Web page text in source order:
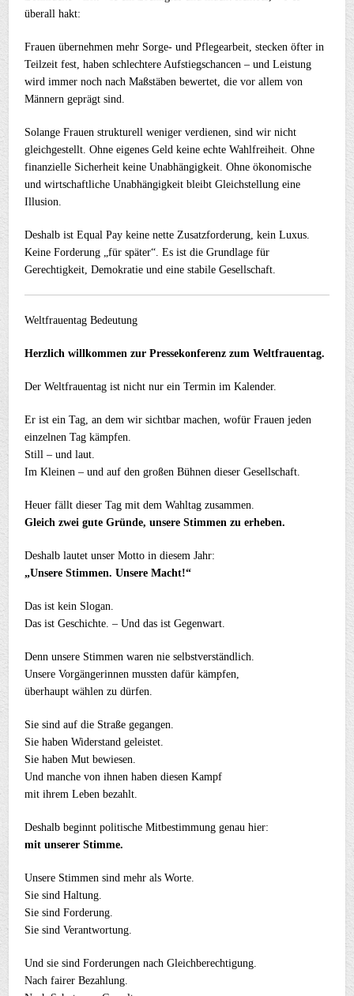
überall hakt:
Frauen übernehmen mehr Sorge- und Pflegearbeit, stecken öfter in
Teilzeit fest, haben schlechtere Aufstiegschancen – und Leistung
wird immer noch nach Maßstäben bewertet, die vor allem von
Männern geprägt sind.
Solange Frauen strukturell weniger verdienen, sind wir nicht
gleichgestellt. Ohne eigenes Geld keine echte Wahlfreiheit. Ohne
finanzielle Sicherheit keine Unabhängigkeit. Ohne ökonomische
und wirtschaftliche Unabhängigkeit bleibt Gleichstellung eine
Illusion.
Deshalb ist Equal Pay keine nette Zusatzforderung, kein Luxus.
Keine Forderung „für später“. Es ist die Grundlage für
Gerechtigkeit, Demokratie und eine stabile Gesellschaft.
Weltfrauentag Bedeutung
Herzlich willkommen zur Pressekonferenz zum Weltfrauentag.
Der Weltfrauentag ist nicht nur ein Termin im Kalender.
Er ist ein Tag, an dem wir sichtbar machen, wofür Frauen jeden
einzelnen Tag kämpfen.
Still – und laut.
Im Kleinen – und auf den großen Bühnen dieser Gesellschaft.
Heuer fällt dieser Tag mit dem Wahltag zusammen.
Gleich zwei gute Gründe, unsere Stimmen zu erheben.
Deshalb lautet unser Motto in diesem Jahr:
„Unsere Stimmen. Unsere Macht!“
Das ist kein Slogan.
Das ist Geschichte. – Und das ist Gegenwart.
Denn unsere Stimmen waren nie selbstverständlich.
Unsere Vorgängerinnen mussten dafür kämpfen,
überhaupt wählen zu dürfen.
Sie sind auf die Straße gegangen.
Sie haben Widerstand geleistet.
Sie haben Mut bewiesen.
Und manche von ihnen haben diesen Kampf
mit ihrem Leben bezahlt.
Deshalb beginnt politische Mitbestimmung genau hier:
mit unserer Stimme.
Unsere Stimmen sind mehr als Worte.
Sie sind Haltung.
Sie sind Forderung.
Sie sind Verantwortung.
Und sie sind Forderungen nach Gleichberechtigung.
Nach fairer Bezahlung.